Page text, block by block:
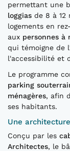
permettant une
loggias de 8 à 12
logements en
aux personnes à
qui témoigne de
l'accessibilité et
Le programme
parking
ménagères, afin
ses habitants.
Une
Conçu par les
Architectes, le